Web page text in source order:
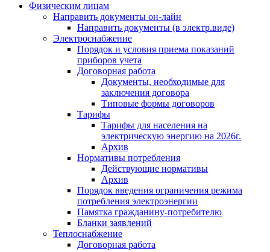
Физическим лицам
Направить документы он-лайн
Направить документы (в электр.виде)
Электроснабжение
Порядок и условия приема показаний
приборов учета
Договорная работа
Документы, необходимые для
заключения договора
Типовые формы договоров
Тарифы
Тарифы для населения на
электрическую энергию на 2026г.
Архив
Нормативы потребления
Действующие нормативы
Архив
Порядок введения ограничения режима
потребления электроэнергии
Памятка гражданину-потребителю
Бланки заявлений
Теплоснабжение
Договорная работа